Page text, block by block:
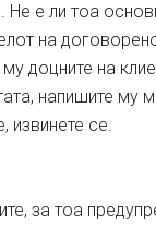
Не е ли тоа
на
доцните на
напишите му
извинете се.
за тоа